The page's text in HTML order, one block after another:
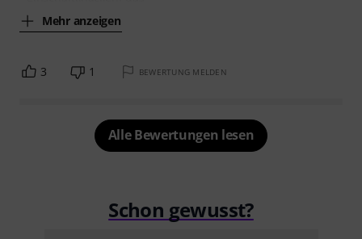
Mehr anzeigen
3 1 BEWERTUNG MELDEN
Alle Bewertungen lesen
Schon gewusst?